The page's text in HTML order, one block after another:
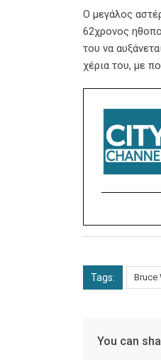
Ο μεγάλος
62χρονος
του να
χέρια του, με
Tags: Bruce
You can